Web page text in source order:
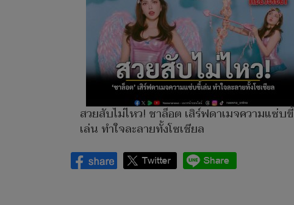
สวยสับไม่ไหว! ชาล็อต เสิร์ฟดาเมจความแซ่บขี้
เล่น ทำใจละลายทั้งโซเชียล